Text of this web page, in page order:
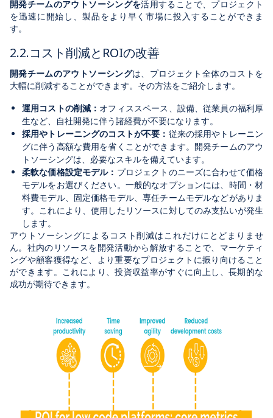
開発チームのアウトソーシングを活用することで、プロジェクト
を迅速に開始し、製品をより早く市場に投入することができま
す。
2.2.コスト削減とROIの改善
開発チームのアウトソーシングは、プロジェクト全体のコストを
大幅に削減することができます。その方法をご紹介します。
運用コストの削減： オフィススペース、設備、従業員の福利厚
生など、自社開発に伴う諸経費が不要になります。
採用やトレーニングのコストが不要： 従来の採用やトレーニン
グに伴う高額な費用を省くことができます。開発チームのアウ
トソーシングは、必要なスキルを備えています。
柔軟な価格設定モデル： プロジェクトのニーズに合わせて価格
モデルをお選びください。一般的なオプションには、時間・材
料費モデル、固定価格モデル、専任チームモデルなどがありま
す。これにより、使用したリソースに対してのみ支払いが発生
します。
アウトソーシングによるコスト削減はこれだけにとどまりませ
ん。社内のリソースを開発活動から解放することで、マーケティ
ングや顧客獲得など、より重要なプロジェクトに振り向けること
ができます。これにより、投資収益率がすぐに向上し、長期的な
成功が期待できます。